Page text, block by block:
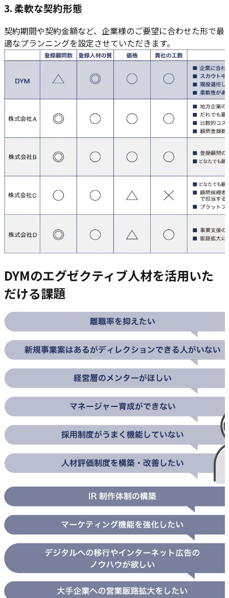
3. 柔軟な契約形態
契約期間や契約金額など、企業様のご要望に合わせた形で最
適なプランニングを設定させていただきます。
DYMのエグゼクティブ人材を活用いた
だける課題